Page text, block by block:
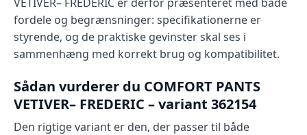
fordele og begrænsninger: specifikationerne er
styrende, og de praktiske gevinster skal ses i
sammenhæng med korrekt brug og kompatibilitet.
Sådan vurderer du COMFORT PANTS
VETIVER– FREDERIC – variant 362154
Den rigtige variant er den, der passer til både